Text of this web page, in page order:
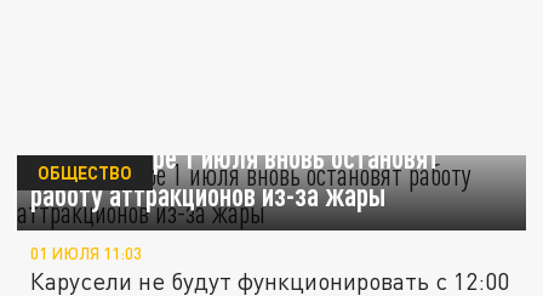
В Краснодаре 1 июля вновь остановят
работу аттракционов из-за жары
ОБЩЕСТВО
01 ИЮЛЯ 11:03
Карусели не будут функционировать с 12:00